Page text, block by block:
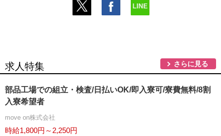
求人特集 さらに見る
部品工場での組立・検査/日払いOK/即入寮可/寮費無料/8割
入寮希望者
move on株式会社
時給1,800円～2,250円